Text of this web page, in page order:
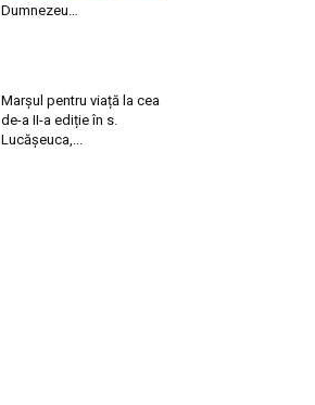
Dumnezeu…
Marșul pentru viață la cea
de-a II-a ediție în s.
Lucășeuca,...